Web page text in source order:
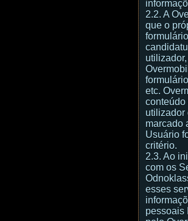
2.2. A
que o
etc.
conteúdo
utilizador
marcado
Usuário
critério.
2.3. Ao
com os
esses
pessoais